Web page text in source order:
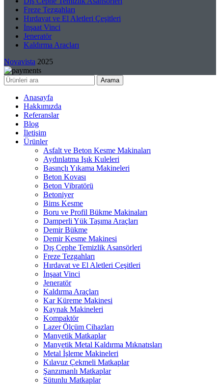
Freze Tezgahları
Hırdavat ve El Aletleri Çeşitleri
İnşaat Vinci
Jeneratör
Kaldırma Araçları
Novavista 2025
Arama
Anasayfa
Hakkımızda
Referanslar
Blog
İletişim
Ürünler
Asfalt ve Beton Kesme Makinaları
Aydınlatma Işık Kuleleri
Basınçlı Yıkama Makineleri
Beton Kovası
Beton Vibratörü
Betoniyer
Bims Kesme
Boru ve Profil Bükme Makinaları
Damperli Yük Taşıma Araçları
Demir Bükme
Demir Kesme Makinesi
Dış Cephe Temizlik Asansörleri
Freze Tezgahları
Hırdavat ve El Aletleri Çeşitleri
İnşaat Vinci
Jeneratör
Kaldırma Araçları
Kar Küreme Makinesi
Kaynak Makineleri
Kompaktör
Lazer Ölçüm Cihazları
Manyetik Matkaplar
Manyetik Metal Kaldırma Mıknatısları
Metal İşleme Makineleri
Kılavuz Çekmeli Matkaplar
Şanzımanlı Matkaplar
Sütunlu Matkaplar